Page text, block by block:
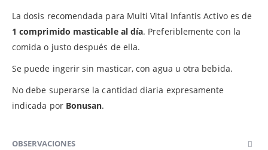
La dosis recomendada para Multi Vital Infantis Activo es de
1 comprimido masticable al día. Preferiblemente con la
comida o justo después de ella.
Se puede ingerir sin masticar, con agua u otra bebida.
No debe superarse la cantidad diaria expresamente
indicada por Bonusan.
OBSERVACIONES